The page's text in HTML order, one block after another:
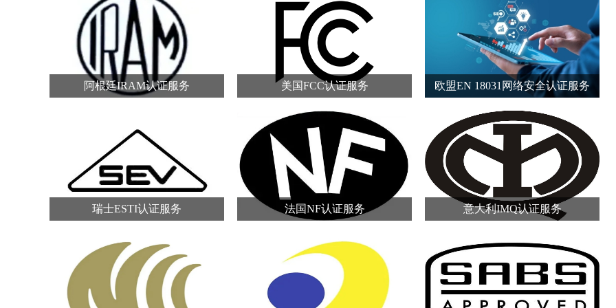
阿根廷IRAM认证服务 美国FCC认证服务 欧盟EN 18031网络安全认证服务
瑞士ESTI认证服务 法国NF认证服务 意大利IMQ认证服务